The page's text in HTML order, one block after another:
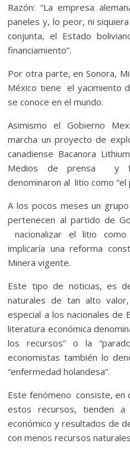
Razón: “La empresa
paneles y, lo peor, ni
conjunta, el Estado
financiamiento”.
Por otra parte, en Sonora,
México tiene el yacimiento
se conoce en el mundo.
Asimismo el Gobierno
marcha un proyecto de
canadiense Bacanora
Medios de prensa y
denominaron al litio como
A los pocos meses un
pertenecen al partido de
nacionalizar el litio
implicaría una reforma
Minera vigente.
Este tipo de noticias, es
naturales de tan alto
especial a los nacionales de
literatura económica
los recursos” o la
economistas también lo
“enfermedad holandesa”.
Este fenómeno consiste, en
estos recursos, tienden
económico y resultados de
con menos recursos